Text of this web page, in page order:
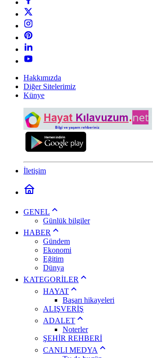
Hakkımızda
Diğer Sitelerimiz
Künye
İletişim
GENEL
Günlük bilgiler
HABER
Gündem
Ekonomi
Eğitim
Dünya
KATEGORİLER
HAYAT
Başarı hikayeleri
ALIŞVERİŞ
ADALET
Noterler
ŞEHİR REHBERİ
CANLI MEDYA